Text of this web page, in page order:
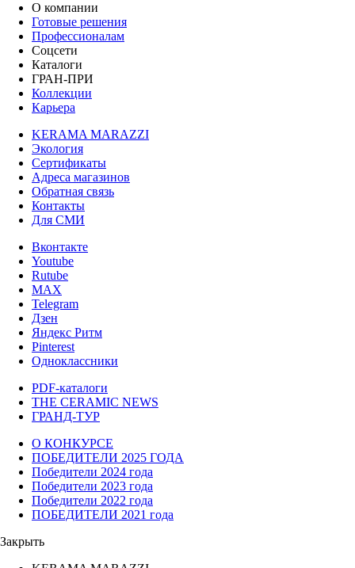
О компании
Готовые решения
Профессионалам
Соцсети
Каталоги
ГРАН-ПРИ
Коллекции
Карьера
KERAMA MARAZZI
Экология
Сертификаты
Адреса магазинов
Обратная связь
Контакты
Для СМИ
Вконтакте
Youtube
Rutube
MAX
Telegram
Дзен
Яндекс Ритм
Pinterest
Одноклассники
PDF-каталоги
THE CERAMIC NEWS
ГРАНД-ТУР
О КОНКУРСЕ
ПОБЕДИТЕЛИ 2025 ГОДА
Победители 2024 года
Победители 2023 года
Победители 2022 года
ПОБЕДИТЕЛИ 2021 года
Закрыть